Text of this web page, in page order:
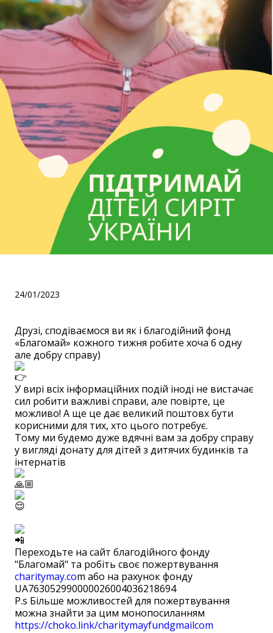
24/01/2023
Друзі, сподіваємося ви як і благодійний фонд
«Благомай» кожного тижня робите хоча б одну
але добру справу)
У вирі всіх інформаційних подій іноді не вистачає
сил робити важливі справи, але повірте, це
можливо! А ще це дає великий поштовх бути
корисними для тих, хто цього потребує.
Тому ми будемо дуже вдячні вам за добру справу
у вигляді донату для дітей з дитячих будинків та
інтернатів
Переходьте на сайт благодійного фонду
"Благомай" та робіть своє пожертвування
charitymay.com або на рахунок фонду
UA763052990000026004036218694 ⠀ ⠀ ⠀
P.s Більше можливостей для пожертвування
можна знайти за цим монопосиланням
https://choko.link/charitymayfundgmailcom